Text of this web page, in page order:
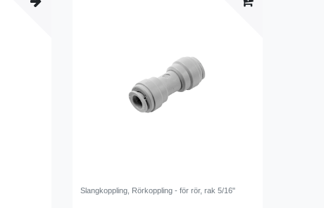
Slangkoppling, Rörkoppling - för rör, rak 5/16"